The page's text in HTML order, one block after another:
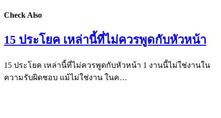
Check Also
15 ประโยค เหล่านี้ที่ไม่ควรพูดกับหัวหน้า
15 ประโยค เหล่านี้ที่ไม่ควรพูดกับหัวหน้า 1 งานนี้ไม่ใช่งานใน
ความรับผิดชอบ แม้ไม่ใช่งาน ในค…